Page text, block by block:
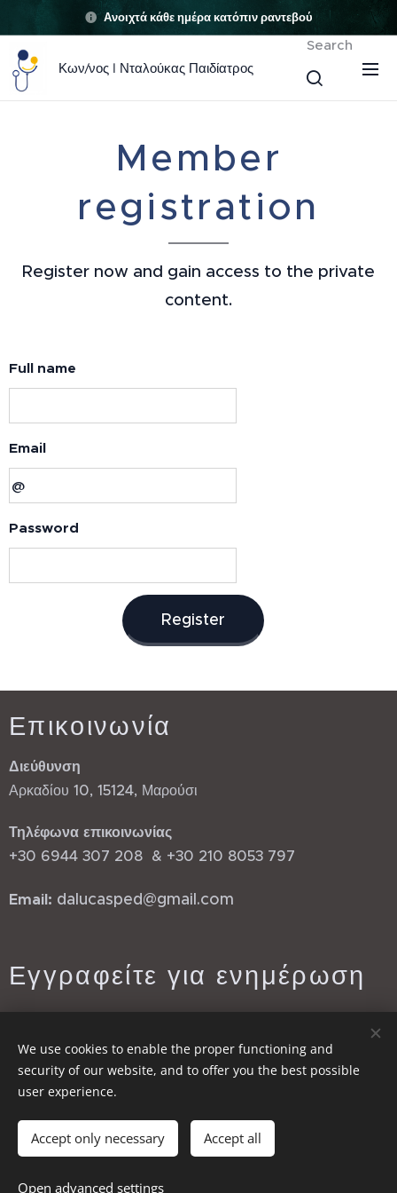
Ανοιχτά κάθε ημέρα κατόπιν ραντεβού
Κων/νος I Νταλούκας Παιδίατρος
Search
Member
registration
Register now and gain access to the private
content.
Full name
Email
Password
Register
Επικοινωνία
Διεύθυνση
Αρκαδίου 10, 15124, Μαρούσι
Τηλέφωνα επικοινωνίας
+30 6944 307 208 & +30 210 8053 797
Email: dalucasped@gmail.com
Εγγραφείτε για ενημέρωση
Email:
Send
We use cookies to enable the proper functioning and
security of our website, and to offer you the best possible
user experience.
Accept only necessary Accept all
Open advanced settings